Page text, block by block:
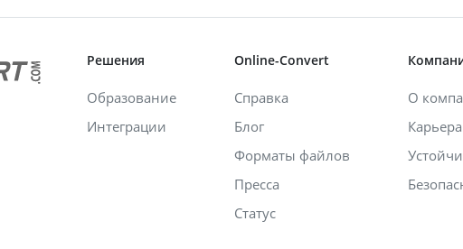
Решения
Образование
Интеграции
Online-Convert
Справка
Блог
Форматы файлов
Пресса
Статус
О
Карьера